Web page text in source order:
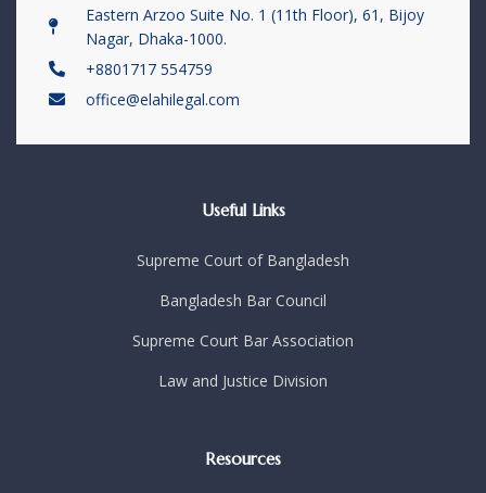
Eastern Arzoo Suite No. 1 (11th Floor), 61, Bijoy
Nagar, Dhaka-1000.
+8801717 554759
office@elahilegal.com
Useful Links
Supreme Court of Bangladesh
Bangladesh Bar Council
Supreme Court Bar Association
Law and Justice Division
Resources